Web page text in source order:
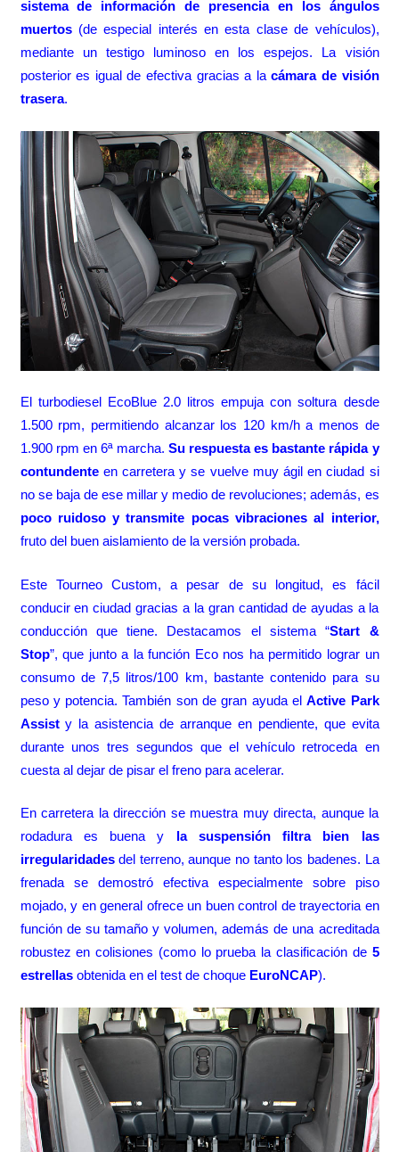
sistema de información de presencia en los ángulos
muertos(de especial interés en esta clase de vehículos),
mediante un testigo luminoso en los espejos. La visión
posterior es igual de efectiva gracias a lacámara de visión
trasera.
El turbodiesel EcoBlue 2.0 litros empuja con soltura desde
1.500 rpm, permitiendo alcanzar los 120 km/h a menos de
1.900 rpm en 6ª marcha. Su respuesta es bastante rápida y
contundenteen carretera y se vuelve muy ágil en ciudad si
no se baja de ese millar y medio de revoluciones; además, es
poco ruidoso y transmite pocas vibraciones al interior,
fruto del buen aislamiento de la versión probada.
Este Tourneo Custom, a pesar de su longitud, es fácil
conducir en ciudad gracias a la gran cantidad de ayudas a la
conducción que tiene. Destacamos el sistema “Start &
Stop”, que junto a la función Eco nos ha permitido lograr un
consumo de 7,5 litros/100 km, bastante contenido para su
peso y potencia. También son de gran ayuda elActive Park
Assisty la asistencia de arranque en pendiente, que evita
durante unos tres segundos que el vehículo retroceda en
cuesta al dejar de pisar el freno para acelerar.
En carretera la dirección se muestra muy directa, aunque la
rodadura es buena y la suspensión filtra bien las
irregularidadesdel terreno, aunque no tanto los badenes. La
frenada se demostró efectiva especialmente sobre piso
mojado, y en general ofrece un buen control de trayectoria en
función de su tamaño y volumen, además de una acreditada
robustez en colisiones (como lo prueba la clasificación de5
estrellasobtenida en el test de choque EuroNCAP).